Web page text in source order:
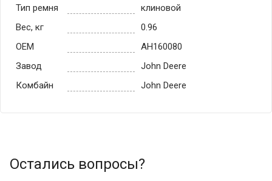
Тип ремня
клиновой
Вес, кг
0.96
OEM
AH160080
Завод
John Deere
Комбайн
John Deere
Остались вопросы?